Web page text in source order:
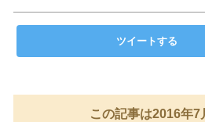
ツイートする
この記事は2016年7